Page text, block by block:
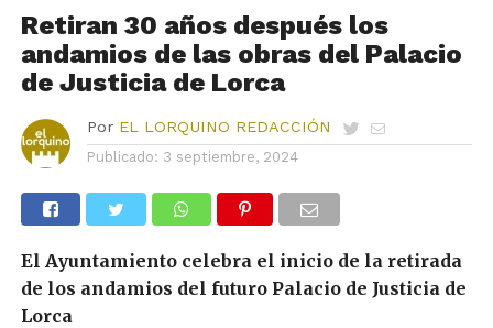
Retiran 30 años después los
andamios de las obras del Palacio
de Justicia de Lorca
Por EL LORQUINO REDACCIÓN
Publicado: 3 septiembre, 2024
El Ayuntamiento celebra el inicio de la retirada
de los andamios del futuro Palacio de Justicia de
Lorca